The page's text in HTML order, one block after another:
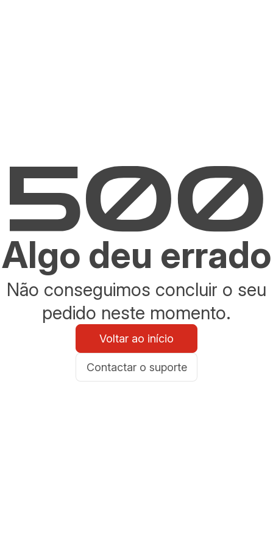
Algo deu errado
Não conseguimos concluir o seu
pedido neste momento.
Voltar ao início
Contactar o suporte